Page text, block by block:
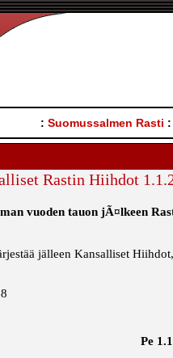
: Suomussalmen Rasti :
Rastin Hiihdot
vuoden tauon jÃ¤lkeen
jälleen Kansalliset
038
Pe